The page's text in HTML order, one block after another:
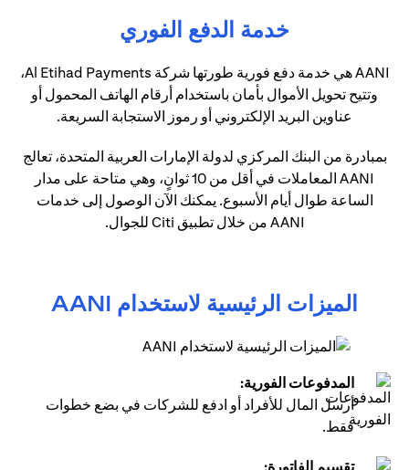
خدمة الدفع الفوري
AANI هي خدمة دفع فورية طورتها شركة Al Etihad Payments،
وتتيح تحويل الأموال بأمان باستخدام أرقام الهاتف المحمول أو
عناوين البريد الإلكتروني أو رموز الاستجابة السريعة.
بمبادرة من البنك المركزي لدولة الإمارات العربية المتحدة، تعالج
AANI المعاملات في أقل من 10 ثوانٍ، وهي متاحة على مدار
الساعة طوال أيام الأسبوع. يمكنك الآن الوصول إلى خدمات
AANI من خلال تطبيق Citi للجوال.
الميزات الرئيسية لاستخدام AANI
المدفوعات الفورية:
أرسل المال للأفراد أو ادفع للشركات في بضع خطوات
فقط.